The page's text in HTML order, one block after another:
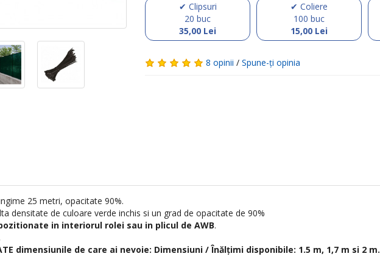
✔ Clipsuri
20 buc
35,00 Lei
✔ Coliere
100 buc
15,00 Lei
8 opinii / Spune-ţi opinia
25 metri, opacitate 90%.
densitate de culoare verde inchis si un grad de opacitate de 90%
in interiorul rolei sau in plicul de AWB.
dimensiunile de care ai nevoie: Dimensiuni / Înălțimi disponibile: 1.5 m, 1,7 m si 2 m.